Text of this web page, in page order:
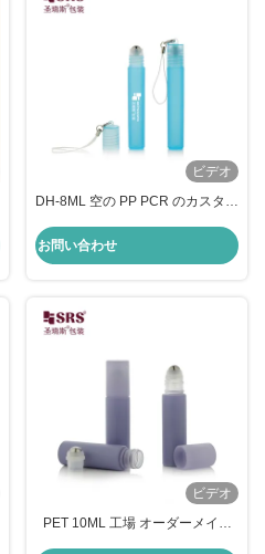
ビデオ
DH-8ML 空の PP PCR のカスタマ
ルのプラスチック ロール
お問い合わせ
ビデオ
PET 10ML 工場 オーダーメイド